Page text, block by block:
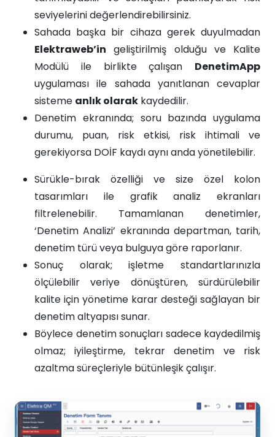
seviyelerini değerlendirebilirsiniz.
Sahada başka bir cihaza gerek duyulmadan
Elektraweb’in geliştirilmiş olduğu ve Kalite
Modülü ile birlikte çalışan DenetimApp
uygulaması ile sahada yanıtlanan cevaplar
sisteme anlık olarak kaydedilir.
Denetim ekranında; soru bazında uygulama
durumu, puan, risk etkisi, risk ihtimali ve
gerekiyorsa DOİF kaydı aynı anda yönetilebilir.
Sürükle-bırak özelliği ve size özel kolon
tasarımları ile grafik analiz ekranları
filtrelenebilir. Tamamlanan denetimler,
‘Denetim Analizi’ ekranında departman, tarih,
denetim türü veya bulguya göre raporlanır.
Sonuç olarak; işletme standartlarınızla
ölçülebilir veriye dönüştüren, sürdürülebilir
kalite için yönetime karar desteği sağlayan bir
denetim altyapısı sunar.
Böylece denetim sonuçları sadece kaydedilmiş
olmaz; iyileştirme, tekrar denetim ve risk
azaltma süreçleriyle bütünleşik çalışır.